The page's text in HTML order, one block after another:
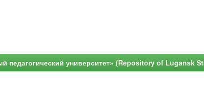
педагогический университет» (Repository of Lugansk